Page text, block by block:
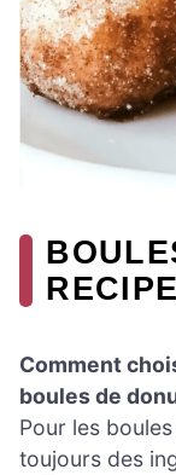
Comment
boules de
Pour les
toujours des